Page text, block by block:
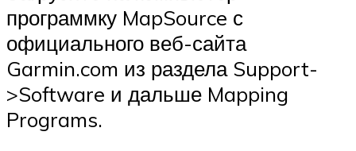
программку MapSource с
официального веб-сайта
Garmin.com из раздела Support-
>Software и дальше Mapping
Programs.